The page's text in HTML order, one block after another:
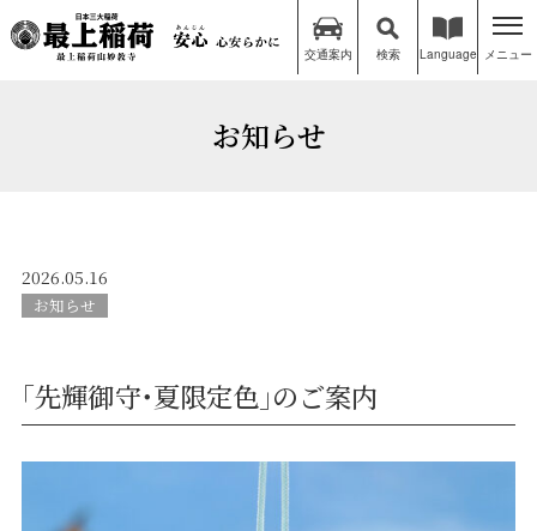
交通案内 検索 Language メニュー
お知らせ
2026.05.16
お知らせ
｢先輝御守･夏限定色｣のご案内